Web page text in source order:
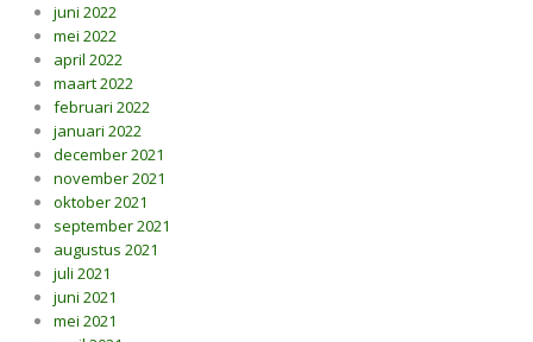
juni 2022
mei 2022
april 2022
maart 2022
februari 2022
januari 2022
december 2021
november 2021
oktober 2021
september 2021
augustus 2021
juli 2021
juni 2021
mei 2021